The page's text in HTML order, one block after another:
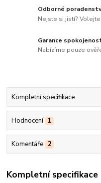
Odborné
Nejste si jistí?
Garance
Nabízíme pouze
Kompletní specifikace
Hodnocení 1
Komentáře 2
Kompletní specifikace